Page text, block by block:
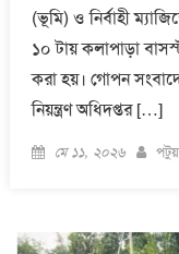
(ভূমি) ও নির্বাহী
১০ টায় কলাপাড়া
করা হয়। গোপন
নিয়ন্ত্রণ অধিদপ্তর […]
Posted
মে ১১, ২০২৬